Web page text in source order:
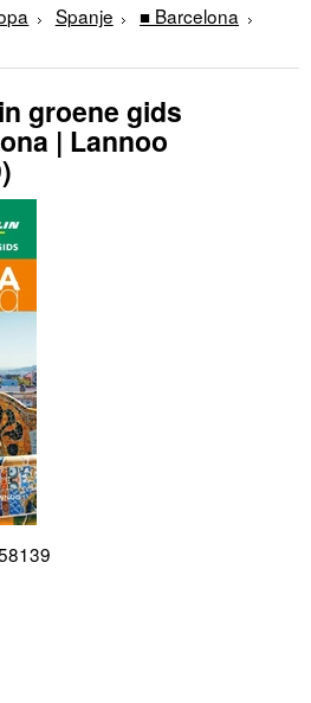
Spanje
■ Barcelona
groene gids
| Lannoo